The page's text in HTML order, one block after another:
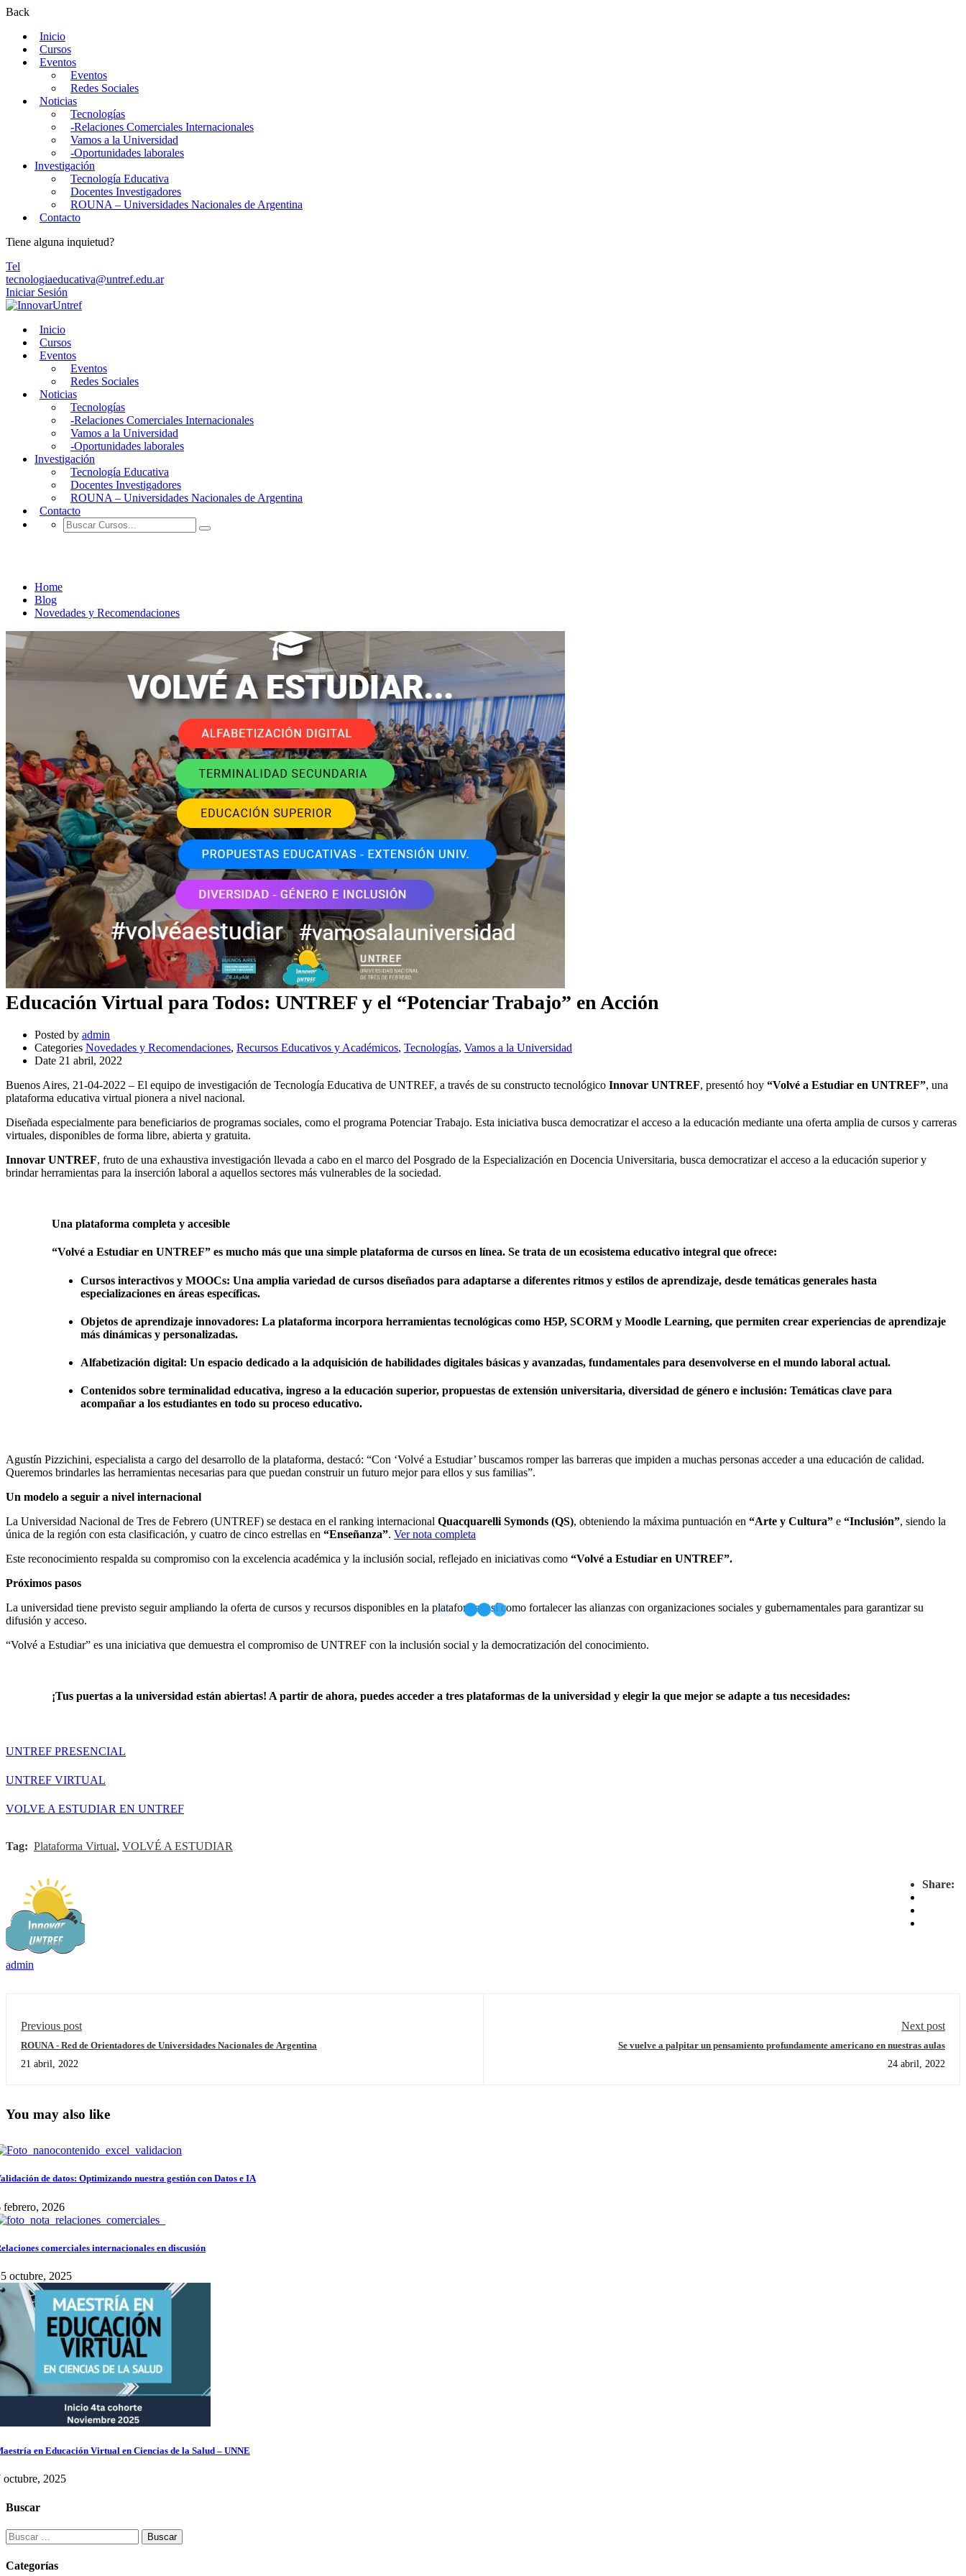
Back
Inicio
Cursos
Eventos
Eventos
Redes Sociales
Noticias
Tecnologías
-Relaciones Comerciales Internacionales
Vamos a la Universidad
-Oportunidades laborales
Investigación
Tecnología Educativa
Docentes Investigadores
ROUNA – Universidades Nacionales de Argentina
Contacto
Tiene alguna inquietud?
Tel
tecnologiaeducativa@untref.edu.ar
Iniciar Sesión
Inicio
Cursos
Eventos
Eventos
Redes Sociales
Noticias
Tecnologías
-Relaciones Comerciales Internacionales
Vamos a la Universidad
-Oportunidades laborales
Investigación
Tecnología Educativa
Docentes Investigadores
ROUNA – Universidades Nacionales de Argentina
Contacto
Home
Blog
Novedades y Recomendaciones
Educación Virtual para Todos: UNTREF y el “Potenciar Trabajo” en Acción
Posted by admin
Categories Novedades y Recomendaciones, Recursos Educativos y Académicos, Tecnologías, Vamos a la Universidad
Date 21 abril, 2022
Buenos Aires, 21-04-2022 – El equipo de investigación de Tecnología Educativa de UNTREF, a través de su constructo tecnológico Innovar UNTREF, presentó hoy “Volvé a Estudiar en UNTREF”, una
plataforma educativa virtual pionera a nivel nacional.
Diseñada especialmente para beneficiarios de programas sociales, como el programa Potenciar Trabajo. Esta iniciativa busca democratizar el acceso a la educación mediante una oferta amplia de cursos y carreras
virtuales, disponibles de forma libre, abierta y gratuita.
Innovar UNTREF, fruto de una exhaustiva investigación llevada a cabo en el marco del Posgrado de la Especialización en Docencia Universitaria, busca democratizar el acceso a la educación superior y
brindar herramientas para la inserción laboral a aquellos sectores más vulnerables de la sociedad.
Una plataforma completa y accesible
“Volvé a Estudiar en UNTREF” es mucho más que una simple plataforma de cursos en línea. Se trata de un ecosistema educativo integral que ofrece:
Cursos interactivos y MOOCs: Una amplia variedad de cursos diseñados para adaptarse a diferentes ritmos y estilos de aprendizaje, desde temáticas generales hasta
especializaciones en áreas específicas.
Objetos de aprendizaje innovadores: La plataforma incorpora herramientas tecnológicas como H5P, SCORM y Moodle Learning, que permiten crear experiencias de aprendizaje
más dinámicas y personalizadas.
Alfabetización digital: Un espacio dedicado a la adquisición de habilidades digitales básicas y avanzadas, fundamentales para desenvolverse en el mundo laboral actual.
Contenidos sobre terminalidad educativa, ingreso a la educación superior, propuestas de extensión universitaria, diversidad de género e inclusión: Temáticas clave para
acompañar a los estudiantes en todo su proceso educativo.
Agustín Pizzichini, especialista a cargo del desarrollo de la plataforma, destacó: “Con ‘Volvé a Estudiar’ buscamos romper las barreras que impiden a muchas personas acceder a una educación de calidad.
Queremos brindarles las herramientas necesarias para que puedan construir un futuro mejor para ellos y sus familias”.
Un modelo a seguir a nivel internacional
La Universidad Nacional de Tres de Febrero (UNTREF) se destaca en el ranking internacional Quacquarelli Symonds (QS), obteniendo la máxima puntuación en “Arte y Cultura” e “Inclusión”, siendo la
única de la región con esta clasificación, y cuatro de cinco estrellas en “Enseñanza”. Ver nota completa
Este reconocimiento respalda su compromiso con la excelencia académica y la inclusión social, reflejado en iniciativas como “Volvé a Estudiar en UNTREF”.
Próximos pasos
La universidad tiene previsto seguir ampliando la oferta de cursos y recursos disponibles en la plataforma, así como fortalecer las alianzas con organizaciones sociales y gubernamentales para garantizar su
difusión y acceso.
“Volvé a Estudiar” es una iniciativa que demuestra el compromiso de UNTREF con la inclusión social y la democratización del conocimiento.
¡Tus puertas a la universidad están abiertas! A partir de ahora, puedes acceder a tres plataformas de la universidad y elegir la que mejor se adapte a tus necesidades:
UNTREF PRESENCIAL
UNTREF VIRTUAL
VOLVE A ESTUDIAR EN UNTREF
Tag: Plataforma Virtual, VOLVÉ A ESTUDIAR
Share:
admin
Previous post
ROUNA - Red de Orientadores de Universidades Nacionales de Argentina
21 abril, 2022
Next post
Se vuelve a palpitar un pensamiento profundamente americano en nuestras aulas
24 abril, 2022
You may also like
de datos: Optimizando nuestra gestión con Datos e IA
febrero, 2026
comerciales internacionales en discusión
octubre, 2025
en Educación Virtual en Ciencias de la Salud – UNNE
octubre, 2025
Buscar
Buscar:
Categorías